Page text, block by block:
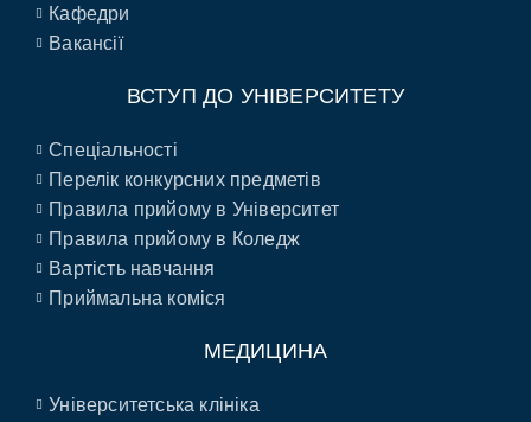
Кафедри
Вакансії
ВСТУП ДО УНІВЕРСИТЕТУ
Спеціальності
Перелік конкурсних предметів
Правила прийому в Університет
Правила прийому в Коледж
Вартість навчання
Приймальна коміся
МЕДИЦИНА
Університетська клініка